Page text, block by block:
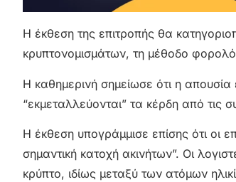
Η έκθεση της επιτροπής θα
κρυπτονομισμάτων, τη μέθοδο
Η καθημερινή σημείωσε ότι η
“εκμεταλλεύονται” τα κέρδη από
Η έκθεση υπογράμμισε επίσης ότι οι
σημαντική κατοχή ακινήτων”. Οι
κρύπτο, ιδίως μεταξύ των ατόμων